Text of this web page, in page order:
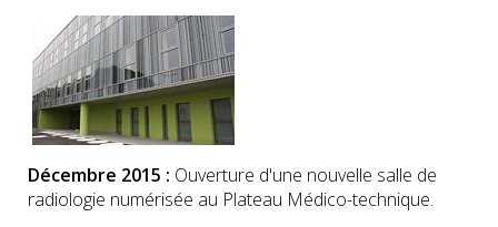
Décembre 2015 : Ouverture d'une nouvelle salle de
radiologie numérisée au Plateau Médico-technique.